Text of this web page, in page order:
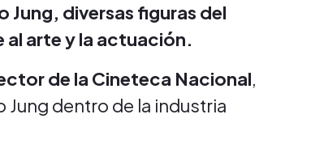
Jung, diversas figuras del
arte y la actuación.
de la Cineteca Nacional,
dentro de la industria